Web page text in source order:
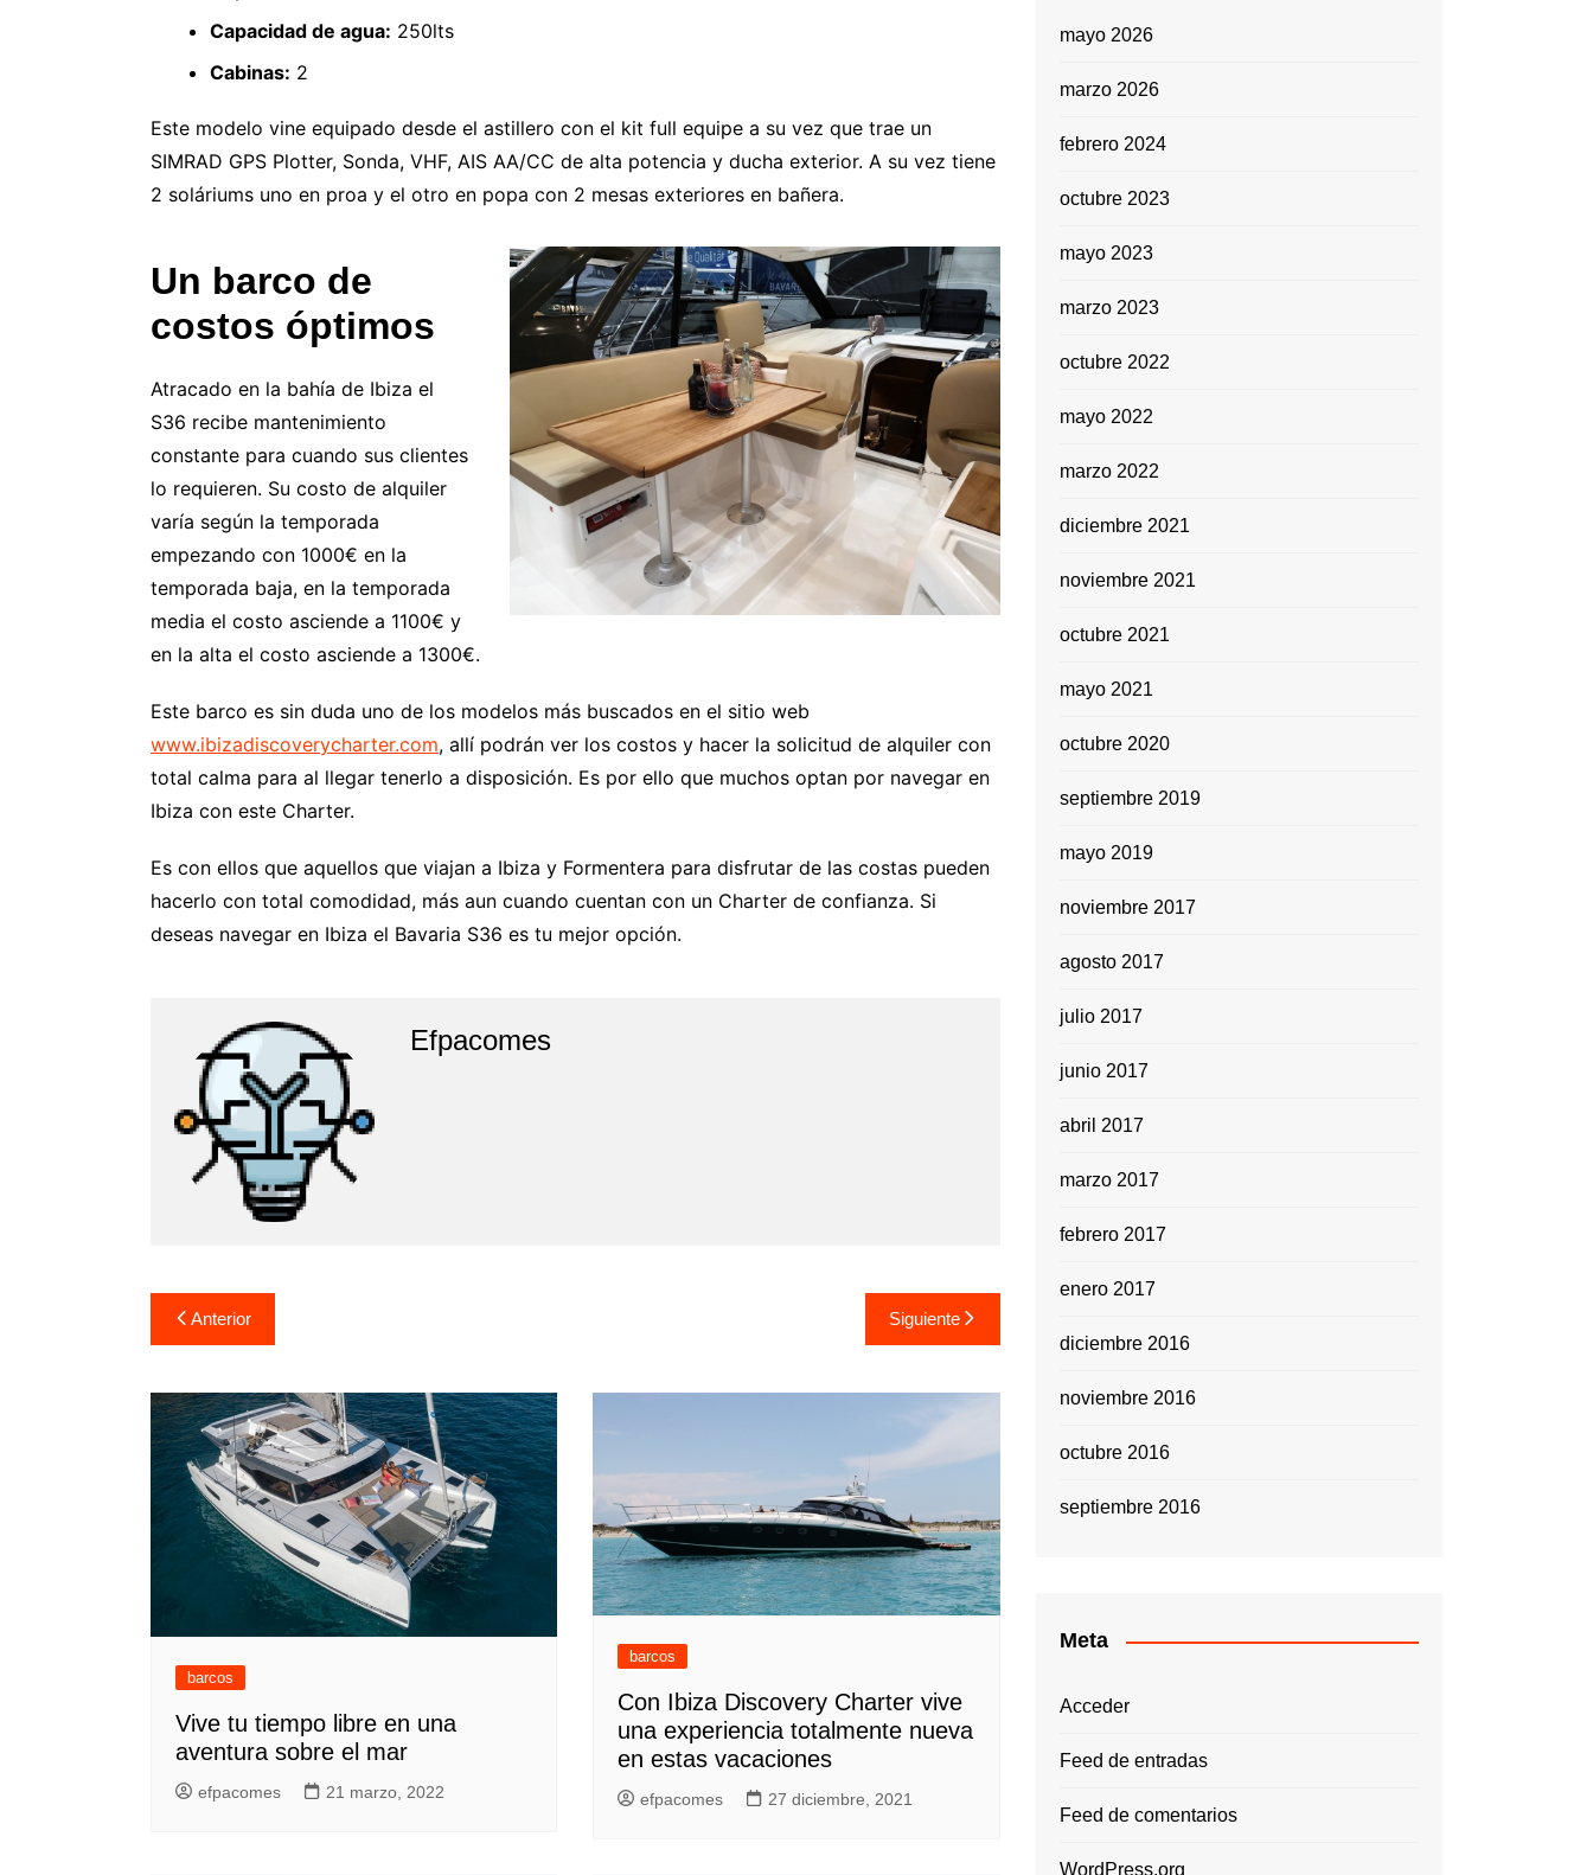
Capacidad de agua: 250lts
Cabinas: 2
Este modelo vine equipado desde el astillero con el kit full equipe a su vez que trae un
SIMRAD GPS Plotter, Sonda, VHF, AIS AA/CC de alta potencia y ducha exterior. A su vez tiene
2 soláriums uno en proa y el otro en popa con 2 mesas exteriores en bañera.
Un barco de
costos óptimos
Atracado en la bahía de Ibiza el
S36 recibe mantenimiento
constante para cuando sus clientes
lo requieren. Su costo de alquiler
varía según la temporada
empezando con 1000€ en la
temporada baja, en la temporada
media el costo asciende a 1100€ y
en la alta el costo asciende a 1300€.
Este barco es sin duda uno de los modelos más buscados en el sitio web
www.ibizadiscoverycharter.com, allí podrán ver los costos y hacer la solicitud de alquiler con
total calma para al llegar tenerlo a disposición. Es por ello que muchos optan por navegar en
Ibiza con este Charter.
Es con ellos que aquellos que viajan a Ibiza y Formentera para disfrutar de las costas pueden
hacerlo con total comodidad, más aun cuando cuentan con un Charter de confianza. Si
deseas navegar en Ibiza el Bavaria S36 es tu mejor opción.
Efpacomes
Navegación
de
entradas
Anterior Siguiente
barcos
Vive tu tiempo libre en una
aventura sobre el mar
efpacomes 21 marzo, 2022
barcos
Con Ibiza Discovery Charter vive
una experiencia totalmente nueva
en estas vacaciones
efpacomes 27 diciembre, 2021
mayo 2026
marzo 2026
febrero 2024
octubre 2023
mayo 2023
marzo 2023
octubre 2022
mayo 2022
marzo 2022
diciembre 2021
noviembre 2021
octubre 2021
mayo 2021
octubre 2020
septiembre 2019
mayo 2019
noviembre 2017
agosto 2017
julio 2017
junio 2017
abril 2017
marzo 2017
febrero 2017
enero 2017
diciembre 2016
noviembre 2016
octubre 2016
septiembre 2016
Meta
Acceder
Feed de entradas
Feed de comentarios
WordPress.org